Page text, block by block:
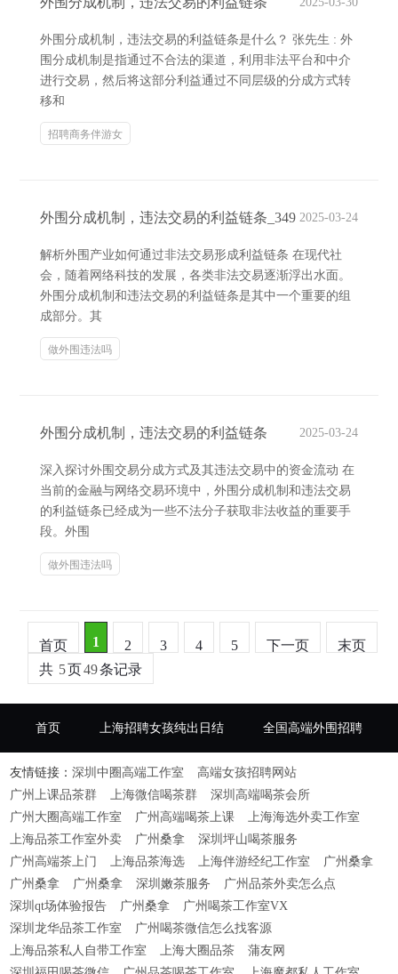
外围分成机制，违法交易的利益链条是什么？ 张先生 : 外
围分成机制是指通过不合法的渠道，利用非法平台和中介
进行交易，然后将这部分利益通过不同层级的分成方式转
移和
招聘商务伴游女
外围分成机制，违法交易的利益链条_349 2025-03-24
解析外围产业如何通过非法交易形成利益链条 在现代社
会，随着网络科技的发展，各类非法交易逐渐浮出水面。
外围分成机制和违法交易的利益链条是其中一个重要的组
成部分。其
做外围违法吗
外围分成机制，违法交易的利益链条 2025-03-24
深入探讨外围交易分成方式及其违法交易中的资金流动 在
当前的金融与网络交易环境中，外围分成机制和违法交易
的利益链条已经成为一些不法分子获取非法收益的重要手
段。外围
做外围违法吗
首页 1 2 3 4 5 下一页
末页
共 5页49条记录
首页 上海招聘女孩纯出日结 全国高端外围招聘
友情链接：深圳中圈高端工作室
高端女孩招聘网站
广州上课品茶群
上海微信喝茶群
深圳高端喝茶会所
广州大圈高端工作室
广州高端喝茶上课
上海海选外卖工作室
上海品茶工作室外卖
广州桑拿
深圳坪山喝茶服务
广州高端茶上门
上海品茶海选 上海伴游经纪工作室
广州桑拿
广州桑拿
广州桑拿 深圳嫩茶服务
广州品茶外卖怎么点
深圳qt场体验报告
广州桑拿
广州喝茶工作室VX
深圳龙华品茶工作室
广州喝茶微信怎么找客源
上海品茶私人自带工作室
上海大圈品茶
蒲友网